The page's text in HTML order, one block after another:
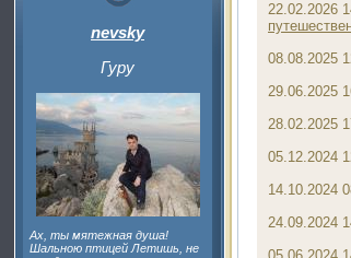
nevsky
Гуру
Ах, ты мятежная душа!
Шальною птицей Летишь, не
22.02.2026
08.08.2025
29.06.2025
28.02.2025
05.12.2024
14.10.2024
24.09.2024